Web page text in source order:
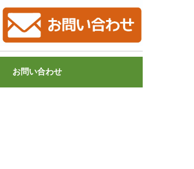
お問い合わせ